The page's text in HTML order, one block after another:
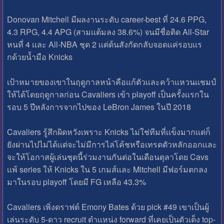
Donovan Mitchell มีผลงานระดับ career-best ที่ 24.6 PPG,
4.3 RPG, 4.4 APG (สามเเต้มลง 38.6%) จนมีชื่อติด All-Star
หนที่ 4 เเละ All-NBA ชุด 2 เเต่ต้นสังกัดกลับจอดเเค่รอบเเร
กด้วยนํ้ามือ Knicks
เป้าหมายของเขาในฤดูกาลหน้าคือเเก้ตัวเเละคว้าเเหวนเเชมป์
ให้ได้โดยฤดูกาลก่อน Cavaliers เข้า playoff เป็นครั้งเเรกใน
รอบ 5 ปีหลังการจากไปของ LeBron James ในปี 2018
Cavaliers รู้สึกผิดหวังเพราะ Knicks ไม่ใช่ทีมที่เเข็งมากเเต่ก็
ยังผ่านไปไม่ได้เเต่จะไม่มีการไล่โค้ชหรือเทรดตัวหลักออกเเละ
จะให้โอกาสผู้เล่นชุดนี้ร่วมงานกันต่อในเดือนตุลาโดย Cavs
เเพ้ series ให้ Knicks ใน 5 เกมส์เเละ Mitchell มีฟอร์มตกลง
มาในรอบ playoff โดยมี FG เหลือ 43.3%
Cavaliers เพิ่งดราฟต์ Emony Bates ด้วย pick #49 เขาเป็นผู้
เล่นระดับ 5-ดาว recruit ตําเเหน่ง forward ที่เคยเป็นตัวเต็ง top-